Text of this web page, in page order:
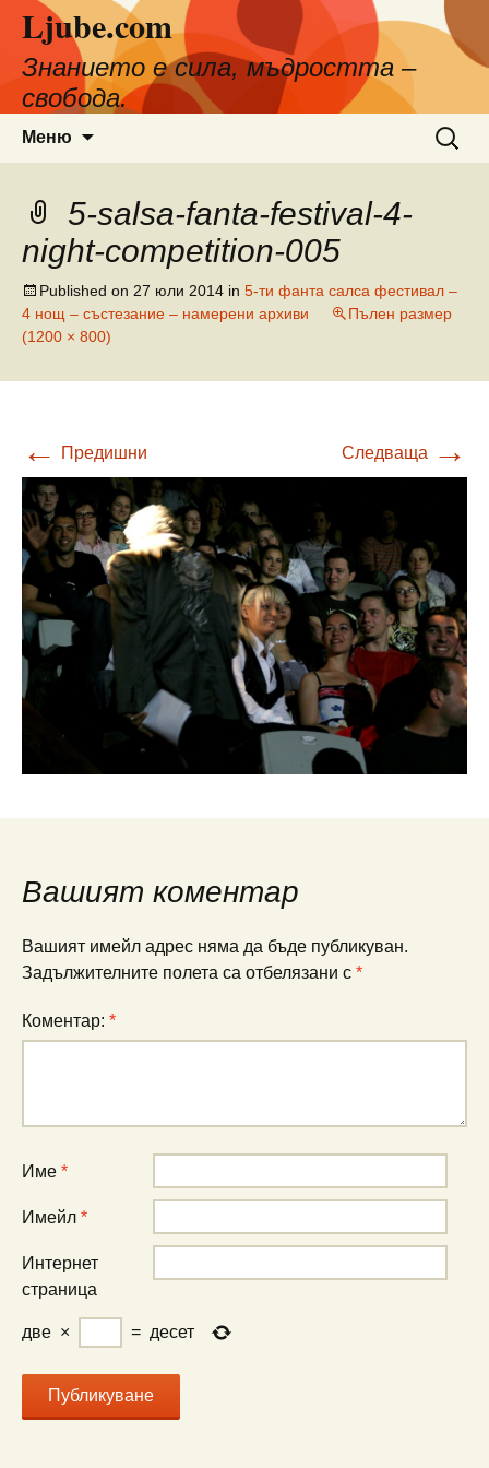
съдържанието
Ljube.com
Знанието е сила, мъдростта –
свобода.
Меню
за:
5-salsa-fanta-festival-4-
night-competition-005
Published on 27 юли 2014 in 5-ти фанта салса фестивал –
4 нощ – състезание – намерени архиви
Пълен размер
(1200 × 800)
← Предишни Следваща →
Вашият коментар
Вашият имейл адрес няма да бъде публикуван.
Задължителните полета са отбелязани с *
Коментар: *
Име *
Имейл *
Интернет
страница
две × = десет